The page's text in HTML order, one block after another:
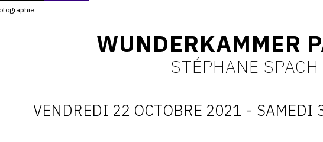
WUNDERKAMMER
STÉPHANE SPACH
VENDREDI 22 OCTOBRE 2021 - SAMEDI